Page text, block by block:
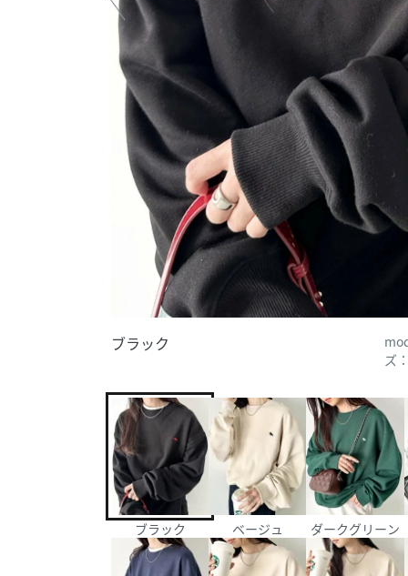
ブラック
ズ
ブラック ベージュ ダークグリーン